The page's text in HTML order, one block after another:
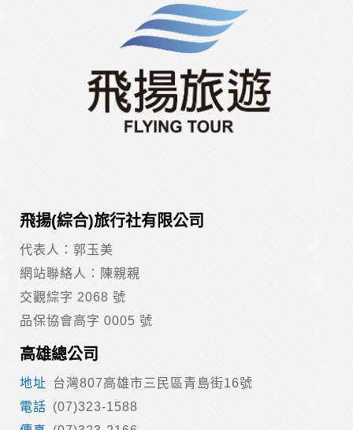
錄等，做為我們增進網站服務的參考依據，此記錄為內部應
為提供精確的服務，我們會將收集的問卷調查內容進行統計與
外，我們會視需要公佈統計數據及說明文字，但不涉及特定個
除非取得您的同意或其他法令之特別規定，本網站絕不會將您
的個人資料揭露予第三人或使用於蒐集目的以外之其他用途。
當您註冊成功，並登入使用我們的服務後，我們即取得您的資
號、電子郵件、出生日期、性別、行業等相關資料，當您註冊
成功，並登入使用我們的服務後，本網站即取得您的資料。
其他除了上述，會保留您在上網瀏覽或查詢時，伺服器自行產
生的相關記錄，包括您使用連線設備的 IP 位址、使用時間、使
用的瀏覽器、瀏覽及點選資料紀錄等。本網站會對個別連線者
的瀏覽器予以標示，歸納使用者瀏覽器在本網站內部所瀏覽的
網頁，除非您願意告知您的個人資料，否則本網站不會也無法
將此項記錄和您對應。請您注意，在本網站網刊登廣告之廠
商，或與連結本網站，也可能蒐集您個人的資料。對於您主動
保護政策，其資料處理措施不適用本網站隱私權保護政策，本
公司不負任何連帶責任。
飛揚(綜合)旅行社有限公司
代表人：郭玉美
網站聯絡人：陳親親
交觀綜字 2068 號
品保協會高字 0005 號
高雄總公司
台灣807高雄市三民區青島街16號
(07)323-1588